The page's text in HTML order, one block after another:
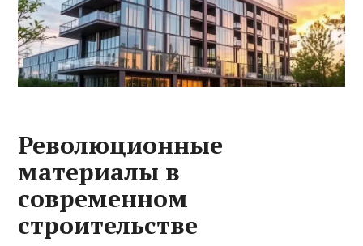
Революционные
материалы в
современном
строительстве